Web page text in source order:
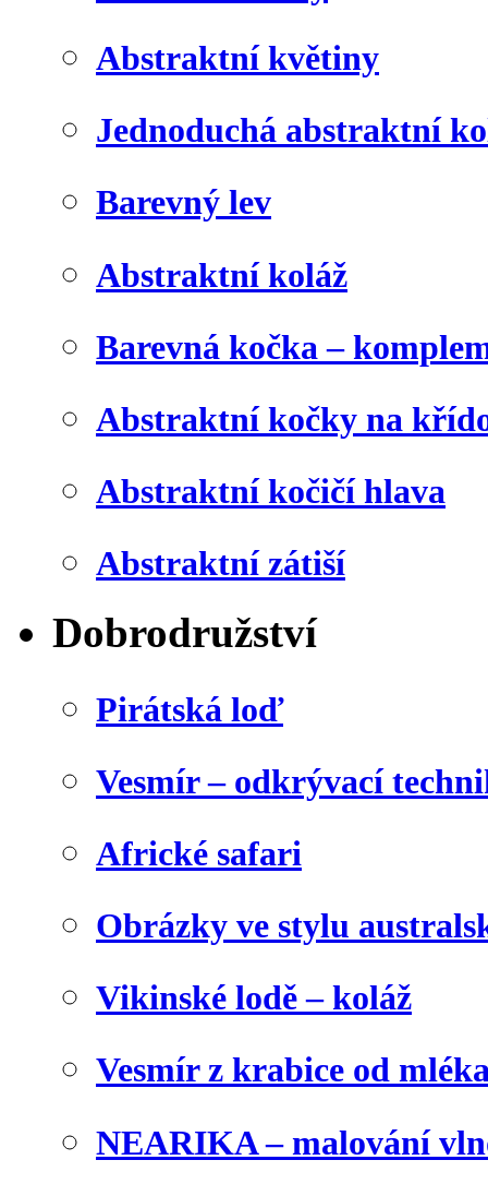
Abstraktní květiny
Jednoduchá abstraktní
Barevný lev
Abstraktní koláž
Barevná kočka –
Abstraktní kočky na
Abstraktní kočičí hlava
Abstraktní zátiší
Dobrodružství
Pirátská loď
Vesmír – odkrývací
Africké safari
Obrázky ve stylu
Vikinské lodě – koláž
Vesmír z krabice od
NEARIKA – malování